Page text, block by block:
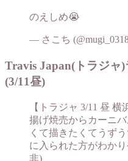
のえしめ😭
— さこち
Travis Japan(トラジャ
(3/11昼)
【トラジャ 3/11 昼 横
揚げ焼売からカーニ
くて描きたくてうず
に入られた方がわか
非)